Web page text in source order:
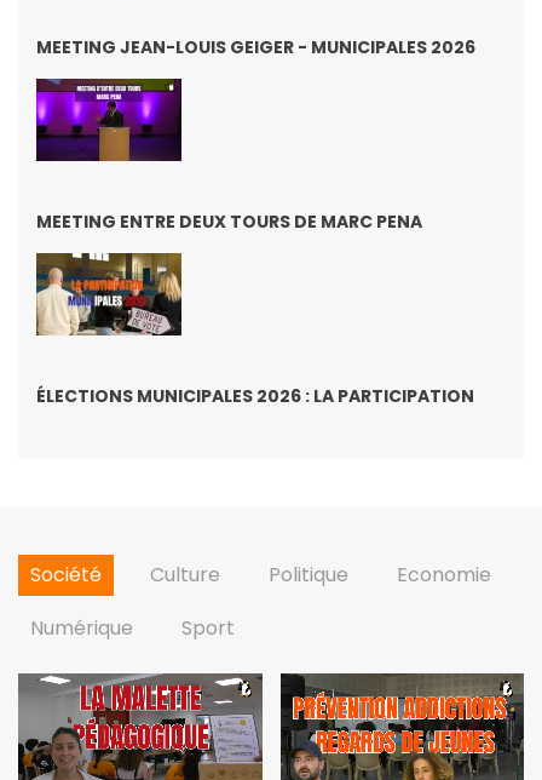
MEETING JEAN-LOUIS GEIGER - MUNICIPALES 2026
MEETING ENTRE DEUX TOURS DE MARC PENA
ÉLECTIONS MUNICIPALES 2026 : LA PARTICIPATION
Société Culture Politique
Economie
Numérique
Sport